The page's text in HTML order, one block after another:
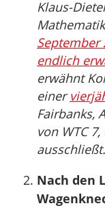
Klaus-
September
endlich
erwähnt
einer
Fairbanks,
von WTC
ausschließt.
Nach den